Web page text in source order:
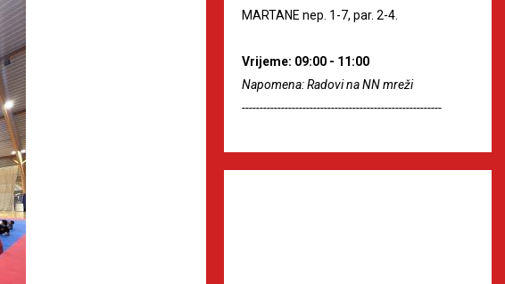
MARTANE nep. 1-7, par. 2-4.
Vrijeme: 09:00 - 11:00
Napomena: Radovi na NN mreži
--------------------------------------------------------